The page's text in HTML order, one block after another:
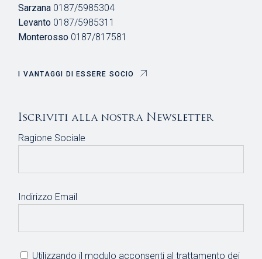
Sarzana 0187/5985304
Levanto 0187/5985311
Monterosso 0187/817581
I VANTAGGI DI ESSERE SOCIO
Iscriviti alla nostra Newsletter
Ragione Sociale
Indirizzo Email
Utilizzando il modulo acconsenti al trattamento dei